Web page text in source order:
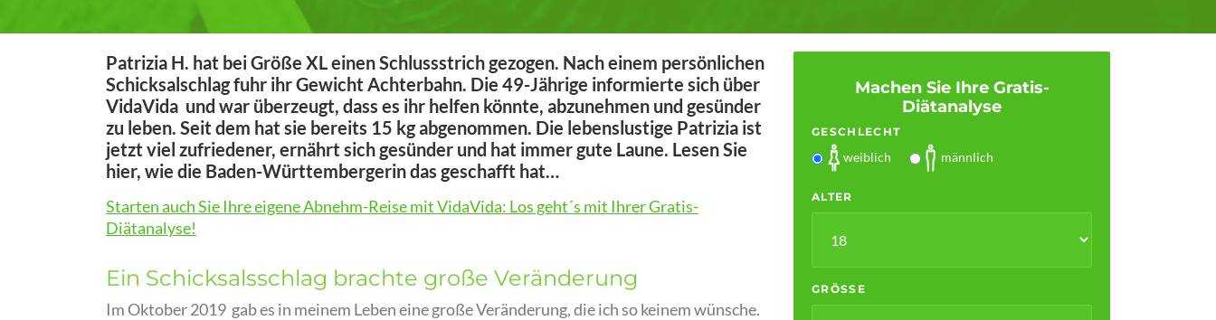
Patrizia H. hat bei Größe XL einen Schlussstrich gezogen. Nach einem persönlichen
Schicksalschlag fuhr ihr Gewicht Achterbahn. Die 49-Jährige informierte sich über
VidaVida und war überzeugt, dass es ihr helfen könnte, abzunehmen und gesünder
zu leben. Seit dem hat sie bereits 15 kg abgenommen. Die lebenslustige Patrizia ist
jetzt viel zufriedener, ernährt sich gesünder und hat immer gute Laune. Lesen Sie
hier, wie die Baden-Württembergerin das geschafft hat…
Starten auch Sie Ihre eigene Abnehm-Reise mit VidaVida: Los geht´s mit Ihrer Gratis-
Diätanalyse!
Ein Schicksalsschlag brachte große Veränderung
Im Oktober 2019 gab es in meinem Leben eine große Veränderung, die ich so keinem wünsche.
Machen Sie Ihre Gratis-
Diätanalyse
GESCHLECHT
weiblich männlich
ALTER
GRÖSSE